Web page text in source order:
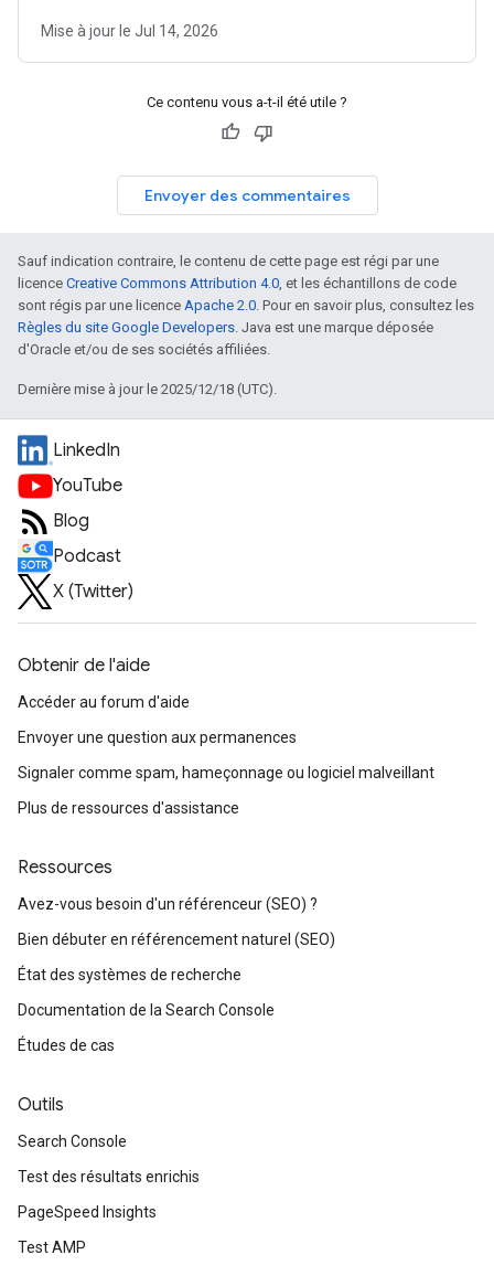
Mise à jour le Jul 14, 2026
Ce contenu vous a-t-il été utile ?
Envoyer des commentaires
Sauf indication contraire, le contenu de cette page est régi par une
licence Creative Commons Attribution 4.0, et les échantillons de code
sont régis par une licence Apache 2.0. Pour en savoir plus, consultez les
Règles du site Google Developers. Java est une marque déposée
d'Oracle et/ou de ses sociétés affiliées.
Dernière mise à jour le 2025/12/18 (UTC).
LinkedIn
YouTube
Blog
Podcast
X (Twitter)
Obtenir de l'aide
Accéder au forum d'aide
Envoyer une question aux permanences
Signaler comme spam, hameçonnage ou logiciel malveillant
Plus de ressources d'assistance
Ressources
Avez-vous besoin d'un référenceur (SEO) ?
Bien débuter en référencement naturel (SEO)
État des systèmes de recherche
Documentation de la Search Console
Études de cas
Outils
Search Console
Test des résultats enrichis
PageSpeed Insights
Test AMP